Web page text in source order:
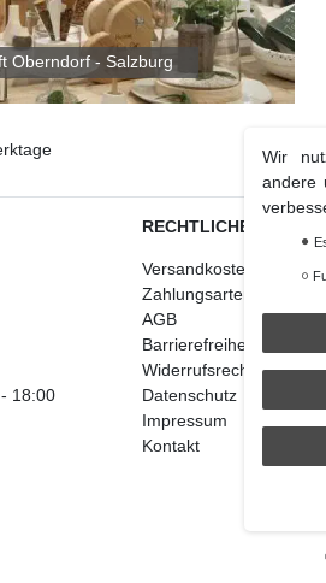
Oberndorf - Salzburg
18:00
RECHTLICHES
Versandkosten
Zahlungsarten
AGB
Barrierefreiheitserklärung
Widerrufsrecht
Datenschutz
Impressum
Kontakt
Wir
andere